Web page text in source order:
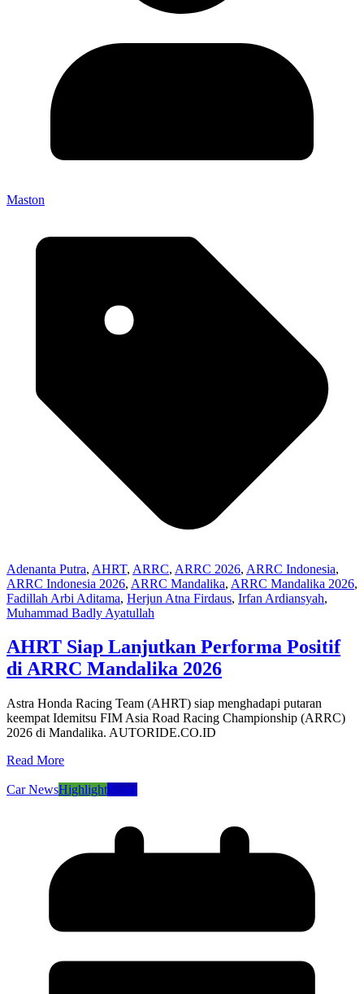
Maston
Adenanta Putra, AHRT, ARRC, ARRC 2026, ARRC Indonesia,
ARRC Indonesia 2026, ARRC Mandalika, ARRC Mandalika 2026,
Fadillah Arbi Aditama, Herjun Atna Firdaus, Irfan Ardiansyah,
Muhammad Badly Ayatullah
AHRT Siap Lanjutkan Performa Positif
di ARRC Mandalika 2026
Astra Honda Racing Team (AHRT) siap menghadapi putaran
keempat Idemitsu FIM Asia Road Racing Championship (ARRC)
2026 di Mandalika. AUTORIDE.CO.ID
Read More
Car NewsHighlightNews